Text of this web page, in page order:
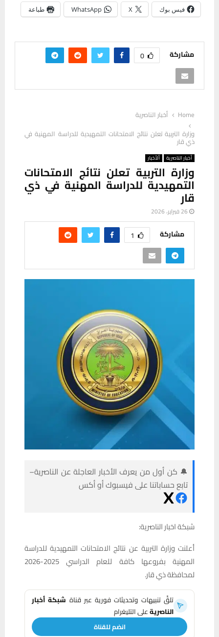
فيس بوك X
WhatsApp طباعة
مشاركة 0
Home
أخبار الناصرية
وزارة التربية تعلن نتائج الامتحانات التمهيدية للدراسة المهنية في
ذي قار
أخبار الناصرية ألأخبار
وزارة التربية تعلن نتائج الامتحانات
التمهيدية للدراسة المهنية في ذي
قار
26 فبراير، 2026
مشاركة 1
🔔 كن أول من يعرف الأخبار العاجلة عن الناصرية–
تابع حساباتنا على فيسبوك أو أكس
شبكة اخبار الناصرية:
أعلنت وزارة التربية عن نتائج الامتحانات التمهيدية للدراسة
المهنية بفروعها كافة للعام الدراسي 2025-2026
لمحافظة ذي قار.
تلقَّ تنبيهات وتحديثات فورية عبر قناة شبكة أخبار
الناصريةعلى التليغرام
انضم للقناة